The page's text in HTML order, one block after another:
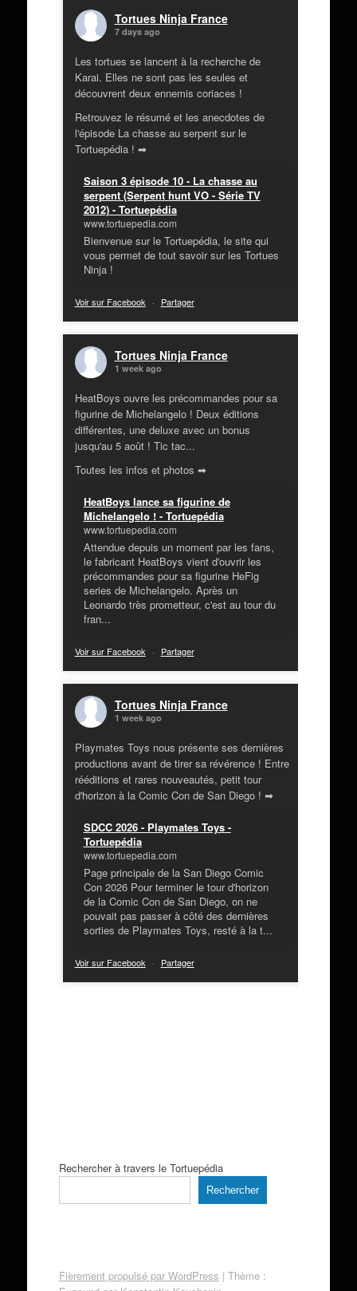
Tortues Ninja France
7 days ago
Les tortues se lancent à la recherche de
Karai. Elles ne sont pas les seules et
découvrent deux ennemis coriaces !
Retrouvez le résumé et les anecdotes de
l'épisode La chasse au serpent sur le
Tortuepédia ! ➡
Saison 3 épisode 10 - La chasse au
serpent (Serpent hunt VO - Série TV
2012) - Tortuepédia
www.tortuepedia.com
Bienvenue sur le Tortuepédia, le site qui
vous permet de tout savoir sur les Tortues
Ninja !
Voir sur Facebook · Partager
Tortues Ninja France
1 week ago
HeatBoys ouvre les précommandes pour sa
figurine de Michelangelo ! Deux éditions
différentes, une deluxe avec un bonus
jusqu'au 5 août ! Tic tac...
Toutes les infos et photos ➡
HeatBoys lance sa figurine de
Michelangelo ! - Tortuepédia
www.tortuepedia.com
Attendue depuis un moment par les fans,
le fabricant HeatBoys vient d'ouvrir les
précommandes pour sa figurine HeFig
series de Michelangelo. Après un
Leonardo très prometteur, c'est au tour du
fran...
Voir sur Facebook · Partager
Tortues Ninja France
1 week ago
Playmates Toys nous présente ses dernières
productions avant de tirer sa révérence ! Entre
rééditions et rares nouveautés, petit tour
d'horizon à la Comic Con de San Diego ! ➡
SDCC 2026 - Playmates Toys -
Tortuepédia
www.tortuepedia.com
Page principale de la San Diego Comic
Con 2026 Pour terminer le tour d'horizon
de la Comic Con de San Diego, on ne
pouvait pas passer à côté des dernières
sorties de Playmates Toys, resté à la t...
Voir sur Facebook · Partager
Rechercher à travers le Tortuepédia
Rechercher
Fièrement propulsé par WordPress | Thème :